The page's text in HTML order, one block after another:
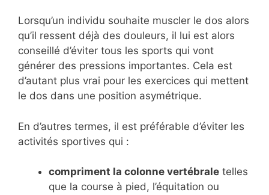
Lorsqu’un individu souhaite muscler le dos alors
qu’il ressent déjà des douleurs, il lui est alors
conseillé d’éviter tous les sports qui vont
générer des pressions importantes. Cela est
d’autant plus vrai pour les exercices qui mettent
le dos dans une position asymétrique.
En d’autres termes, il est préférable d’éviter les
activités sportives qui :
compriment la colonne vertébrale telles
que la course à pied, l’équitation ou